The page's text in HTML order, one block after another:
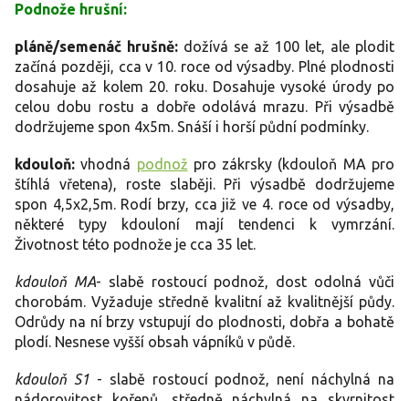
Podnože hrušní:
pláně/semenáč hrušně: dožívá se až 100 let, ale plodit
začíná později, cca v 10. roce od výsadby. Plné plodnosti
dosahuje až kolem 20. roku. Dosahuje vysoké úrody po
celou dobu rostu a dobře odolává mrazu. Při výsadbě
dodržujeme spon 4x5m. Snáší i horší půdní podmínky.
kdouloň:vhodná podnož pro zákrsky (kdouloň MA pro
štíhlá vřetena), roste slaběji. Při výsadbě dodržujeme
spon 4,5x2,5m. Rodí brzy, cca již ve 4. roce od výsadby,
některé typy kdouloní mají tendenci k vymrzání.
Životnost této podnože je cca 35 let.
kdouloň MA- slabě rostoucí podnož, dost odolná vůči
chorobám. Vyžaduje středně kvalitní až kvalitnější půdy.
Odrůdy na ní brzy vstupují do plodnosti, dobřa a bohatě
plodí. Nesnese vyšší obsah vápníků v půdě.
kdouloň S1- slabě rostoucí podnož, není náchylná na